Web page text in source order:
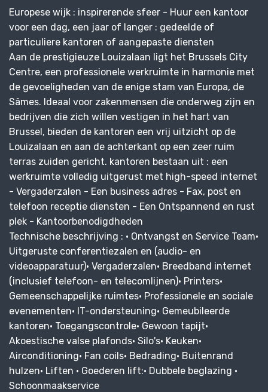
Europese wijk : inspirerende sfeer - Huur een kantoor
voor een dag, een jaar of langer : gedeelde of
particuliere kantoren of aangepaste diensten
Aan de prestigieuze Louizalaan ligt het Brussels City
Centre, een professionele werkruimte in harmonie met
de gevoeligheden van de enige stam van Europa, de
Sâmes. Ideaal voor zakenmensen die onderweg zijn en
bedrijven die zich willen vestigen in het hart van
Brussel, bieden de kantoren een vrij uitzicht op de
Louizalaan en aan de achterkant op een zeer ruim
terras zuiden gericht. kantoren bestaan uit : een
werkruimte volledig uitgerust met high-speed internet
- Vergaderzalen - Een business adres - Fax, post en
telefoon receptie diensten - Een Ontspannend en rust
plek - Kantoorbenodigdheden
Technische beschrijving : • Ontvangst en Service Team•
Uitgeruste conferentiezalen en (audio- en
videoapparatuur)• Vergaderzalen• Breedband internet
(inclusief telefoon- en telecomlijnen)• Printers•
Gemeenschappelijke ruimtes• Professionele en sociale
evenementen• IT-ondersteuning• Gemeubileerde
kantoren• Toegangscontrole• Gewoon tapijt•
Akoestische valse plafonds• Silo's• Keuken•
Airconditioning• Fan coils• Bedrading• Buitenrand
hulzen• Liften • Goederen lift:• Dubbele beglazing •
Schoonmaakservice